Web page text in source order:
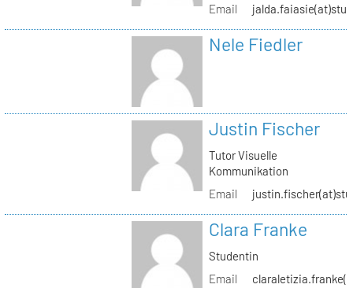
Email
Nele Fiedler
Justin Fischer
Tutor Visuelle
Kommunikation
Email
Clara Franke
Studentin
Email